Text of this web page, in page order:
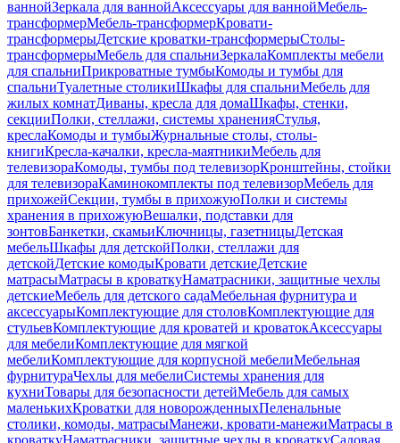
ваннойЗеркала для ваннойАксессуары для ваннойМебель-
трансформерМебель-трансформерКровати-
трансформерыДетские кроватки-трансформерыСтолы-
трансформерыМебель для спальниЗеркалаКомплекты мебели
для спальниПрикроватные тумбыКомоды и тумбы для
спальниТуалетные столикиШкафы для спальниМебель для
жилых комнатДиваны, кресла для домаШкафы, стенки,
секцииПолки, стеллажи, системы храненияСтулья,
креслаКомоды и тумбыЖурнальные столы, столы-
книгиКресла-качалки, кресла-маятникиМебель для
телевизораКомоды, тумбы под телевизорКронштейны, стойки
для телевизораКаминокомплекты под телевизорМебель для
прихожейСекции, тумбы в прихожуюПолки и системы
хранения в прихожуюВешалки, подставки для
зонтовБанкетки, скамьиКлючницы, газетницыДетская
мебельШкафы для детскойПолки, стеллажи для
детскойДетские комодыКровати детскиеДетские
матрасыМатрасы в кроваткуНаматрасники, защитные чехлы
детскиеМебель для детского садаМебельная фурнитура и
аксессуарыКомплектующие для столовКомплектующие для
стульевКомплектующие для кроватей и кроватокАксессуары
для мебелиКомплектующие для мягкой
мебелиКомплектующие для корпусной мебелиМебельная
фурнитураЧехлы для мебелиСистемы хранения для
кухниТовары для безопасности детейМебель для самых
маленькихКроватки для новорожденныхПеленальные
столики, комоды, матрасыМанежи, кровати-манежиМатрасы в
кроваткуНаматрасники, защитные чехлы в кроваткуСадовая